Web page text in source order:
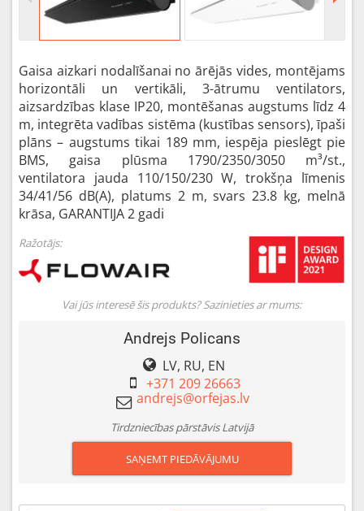
Gaisa aizkari nodalīšanai no ārējās vides, montējams
horizontāli un vertikāli, 3-ātrumu ventilators,
aizsardzības klase IP20, montēšanas augstums līdz 4
m, integrēta vadības sistēma (kustības sensors), īpaši
plāns – augstums tikai 189 mm, iespēja pieslēgt pie
BMS, gaisa plūsma 1790/2350/3050 m³/st.,
ventilatora jauda 110/150/230 W, trokšņa līmenis
34/41/56 dB(A), platums 2 m, svars 23.8 kg, melnā
krāsa, GARANTIJA 2 gadi
Ražotājs:
Vai jūs interesē šis produkts? Sazinieties ar mums:
Andrejs Policans
LV, RU, EN
+371 209 26663
Tirdzniecības pārstāvis Latvijā
SAŅEMT PIEDĀVĀJUMU